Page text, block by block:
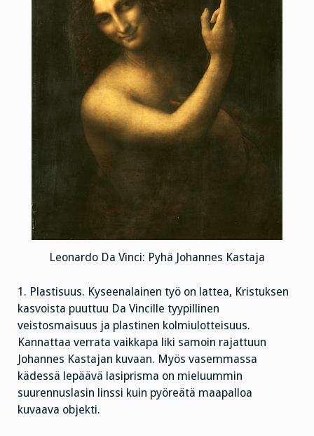
Leonardo Da Vinci: Pyhä Johannes Kastaja
1. Plastisuus. Kyseenalainen työ on lattea, Kristuksen
kasvoista puuttuu Da Vincille tyypillinen
veistosmaisuus ja plastinen kolmiulotteisuus.
Kannattaa verrata vaikkapa liki samoin rajattuun
Johannes Kastajan kuvaan. Myös vasemmassa
kädessä lepäävä lasiprisma on mieluummin
suurennuslasin linssi kuin pyöreätä maapalloa
kuvaava objekti.